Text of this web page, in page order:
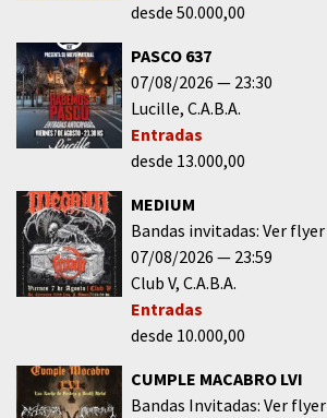
desde 50.000,00
PASCO 637
07/08/2026
23:30
Lucille C.A.B.A.
Entradas
desde 13.000,00
MEDIUM
Bandas invitadas: Ver flyer
07/08/2026
23:59
Club V C.A.B.A.
Entradas
desde 10.000,00
CUMPLE MACABRO LVI
Bandas Invitadas: Ver flyer